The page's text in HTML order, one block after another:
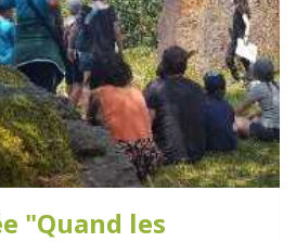
"Quand les